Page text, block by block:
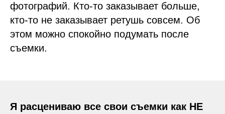
фотографий. Кто-то заказывает больше,
кто-то не заказывает ретушь совсем. Об
этом можно спокойно подумать после
съемки.
Я расцениваю все свои съемки как НЕ